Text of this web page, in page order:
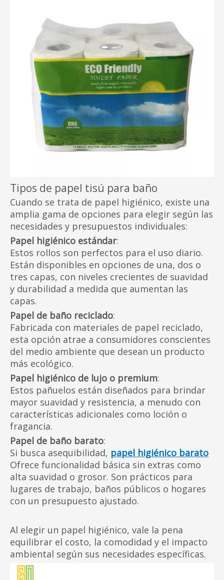
Tipos de papel tisú para baño
Cuando se trata de papel higiénico, existe una
amplia gama de opciones para elegir según las
necesidades y presupuestos individuales:
Papel higiénico estándar:
Estos rollos son perfectos para el uso diario.
Están disponibles en opciones de una, dos o
tres capas, con niveles crecientes de suavidad
y durabilidad a medida que aumentan las
capas.
Papel de baño reciclado:
Fabricada con materiales de papel reciclado,
esta opción atrae a consumidores conscientes
del medio ambiente que desean un producto
más ecológico.
Papel higiénico de lujo o premium:
Estos pañuelos están diseñados para brindar
mayor suavidad y resistencia, a menudo con
características adicionales como loción o
fragancia.
Papel de baño barato:
Si busca asequibilidad, papel higiénico barato
Ofrece funcionalidad básica sin extras como
alta suavidad o grosor. Son prácticos para
lugares de trabajo, baños públicos o hogares
con un presupuesto ajustado.
Al elegir un papel higiénico, vale la pena
equilibrar el costo, la comodidad y el impacto
ambiental según sus necesidades específicas.